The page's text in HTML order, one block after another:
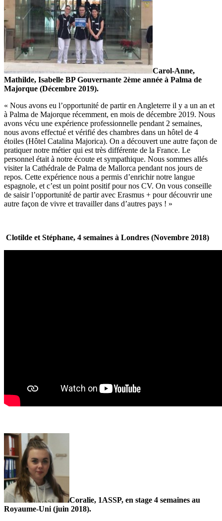
Carol-Anne,
Mathilde, Isabelle BP Gouvernante 2ème année à Palma de
Majorque (Décembre 2019).
« Nous avons eu l’opportunité de partir en Angleterre il y a un an et
à Palma de Majorque récemment, en mois de décembre 2019. Nous
avons vécu une expérience professionnelle pendant 2 semaines,
nous avons effectué et vérifié des chambres dans un hôtel de 4
étoiles (Hôtel Catalina Majorica). On a découvert une autre façon de
pratiquer notre métier qui est très différente de la France. Le
personnel était à notre écoute et sympathique. Nous sommes allés
visiter la Cathédrale de Palma de Mallorca pendant nos jours de
repos. Cette expérience nous a permis d’enrichir notre langue
espagnole, et c’est un point positif pour nos CV. On vous conseille
de saisir l’opportunité de partir avec Erasmus + pour découvrir une
autre façon de vivre et travailler dans d’autres pays ! »
Clotilde et Stéphane, 4 semaines à Londres (Novembre 2018)
Coralie, 1ASSP, en stage 4 semaines au
Royaume-Uni (juin 2018).